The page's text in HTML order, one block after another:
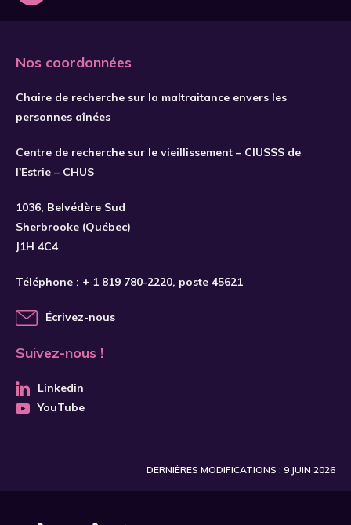
Nos coordonnées
Chaire de recherche sur la maltraitance envers les
personnes aînées
Centre de recherche sur le vieillissement – CIUSSS de
l'Estrie – CHUS
1036, Belvédère Sud
Sherbrooke (Québec)
J1H 4C4
Téléphone : + 1 819 780-2220, poste 45621
Écrivez-nous
Suivez-nous !
Linkedin
YouTube
DERNIÈRES MODIFICATIONS : 9 JUIN 2026